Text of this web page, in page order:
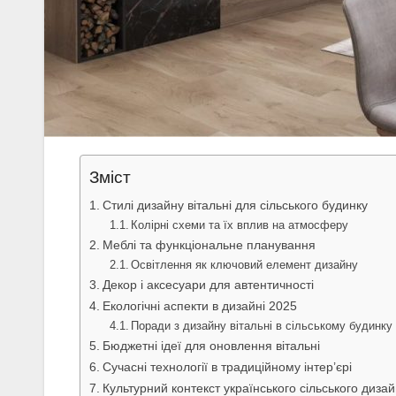
Зміст
Стилі дизайну вітальні для сільського будинку
Колірні схеми та їх вплив на атмосферу
Меблі та функціональне планування
Освітлення як ключовий елемент дизайну
Декор і аксесуари для автентичності
Екологічні аспекти в дизайні 2025
Поради з дизайну вітальні в сільському будинку
Бюджетні ідеї для оновлення вітальні
Сучасні технології в традиційному інтер’єрі
Культурний контекст українського сільського